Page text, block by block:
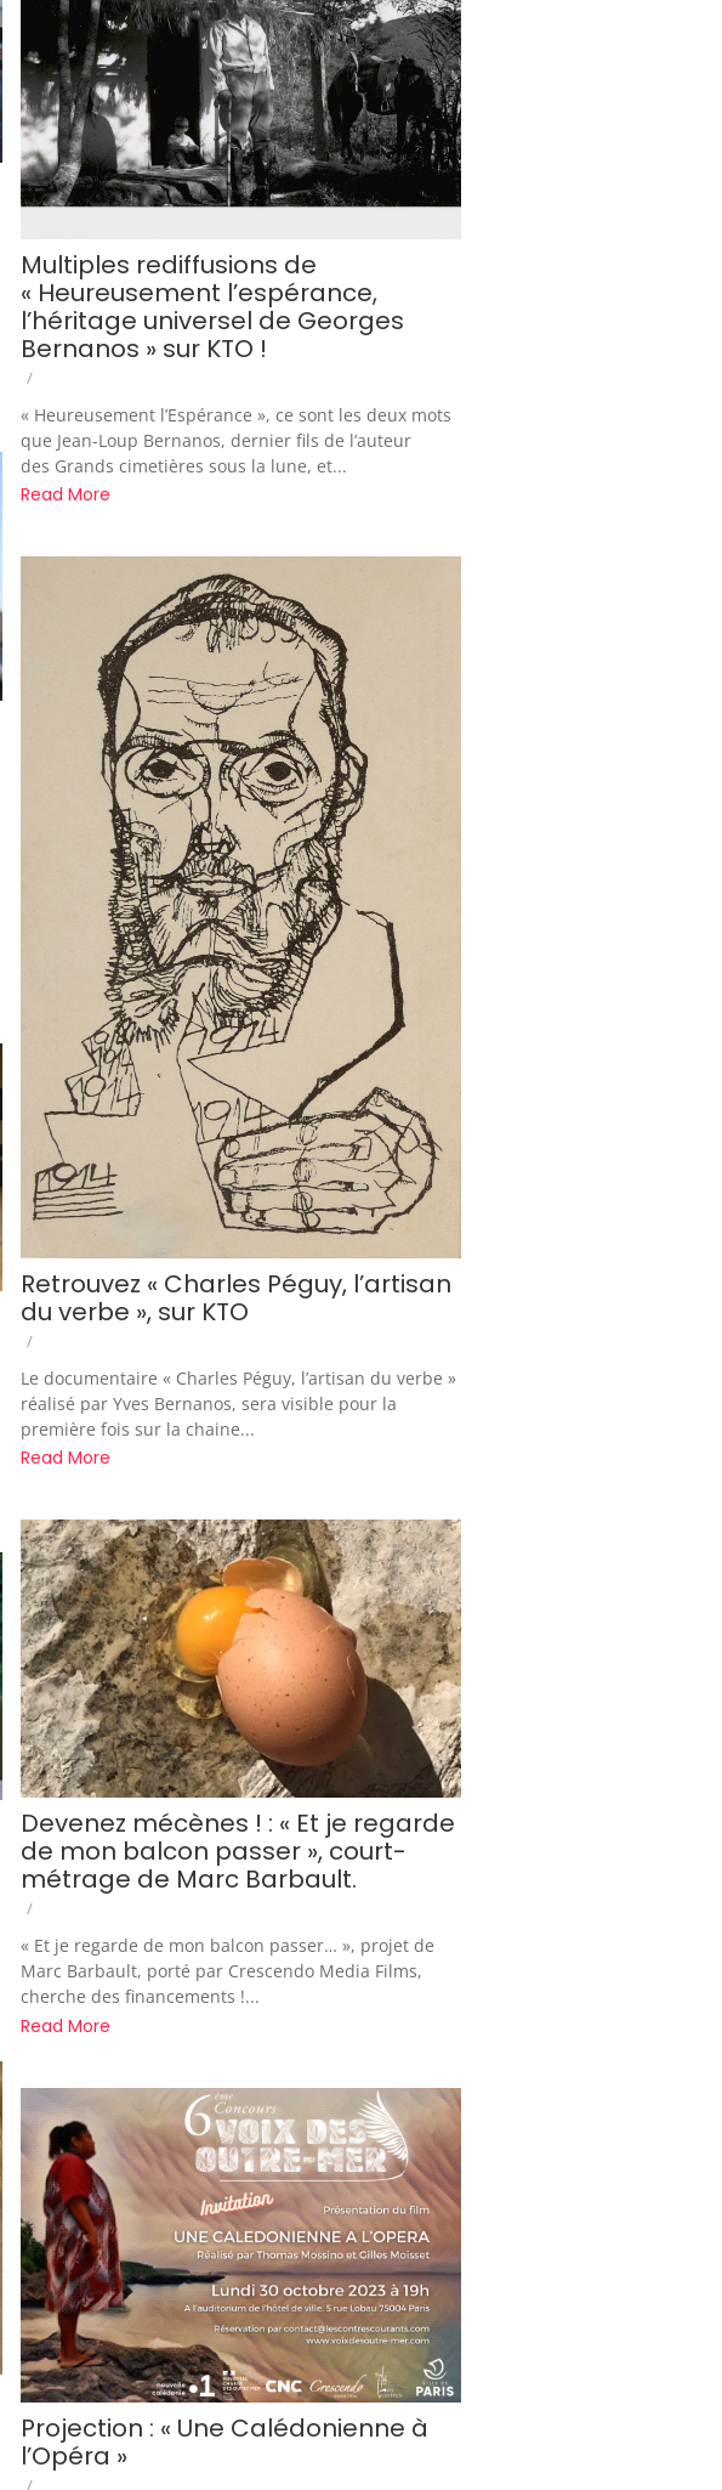
Multiples rediffusions de
« Heureusement l’espérance,
l’héritage universel de Georges
Bernanos » sur KTO !
/
« Heureusement l’Espérance », ce sont les deux mots
que Jean-Loup Bernanos, dernier fils de l’auteur
des Grands cimetières sous la lune, et...
Read More
Retrouvez « Charles Péguy, l’artisan
du verbe », sur KTO
/
Le documentaire « Charles Péguy, l’artisan du verbe »
réalisé par Yves Bernanos, sera visible pour la
première fois sur la chaine...
Read More
Devenez mécènes ! : « Et je regarde
de mon balcon passer », court-
métrage de Marc Barbault.
/
« Et je regarde de mon balcon passer… », projet de
Marc Barbault, porté par Crescendo Media Films,
cherche des financements !...
Read More
Projection : « Une Calédonienne à
l’Opéra »
/